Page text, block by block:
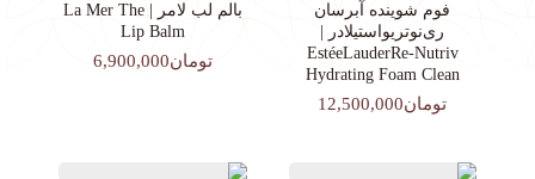
فوم شوینده آبرسان
ری‌نوتریواستیلادر |
EstéeLauderRe-Nutriv
Hydrating Foam Clean
تومان12,500,000
بالم لب لامر | La Mer The
Lip Balm
تومان6,900,000